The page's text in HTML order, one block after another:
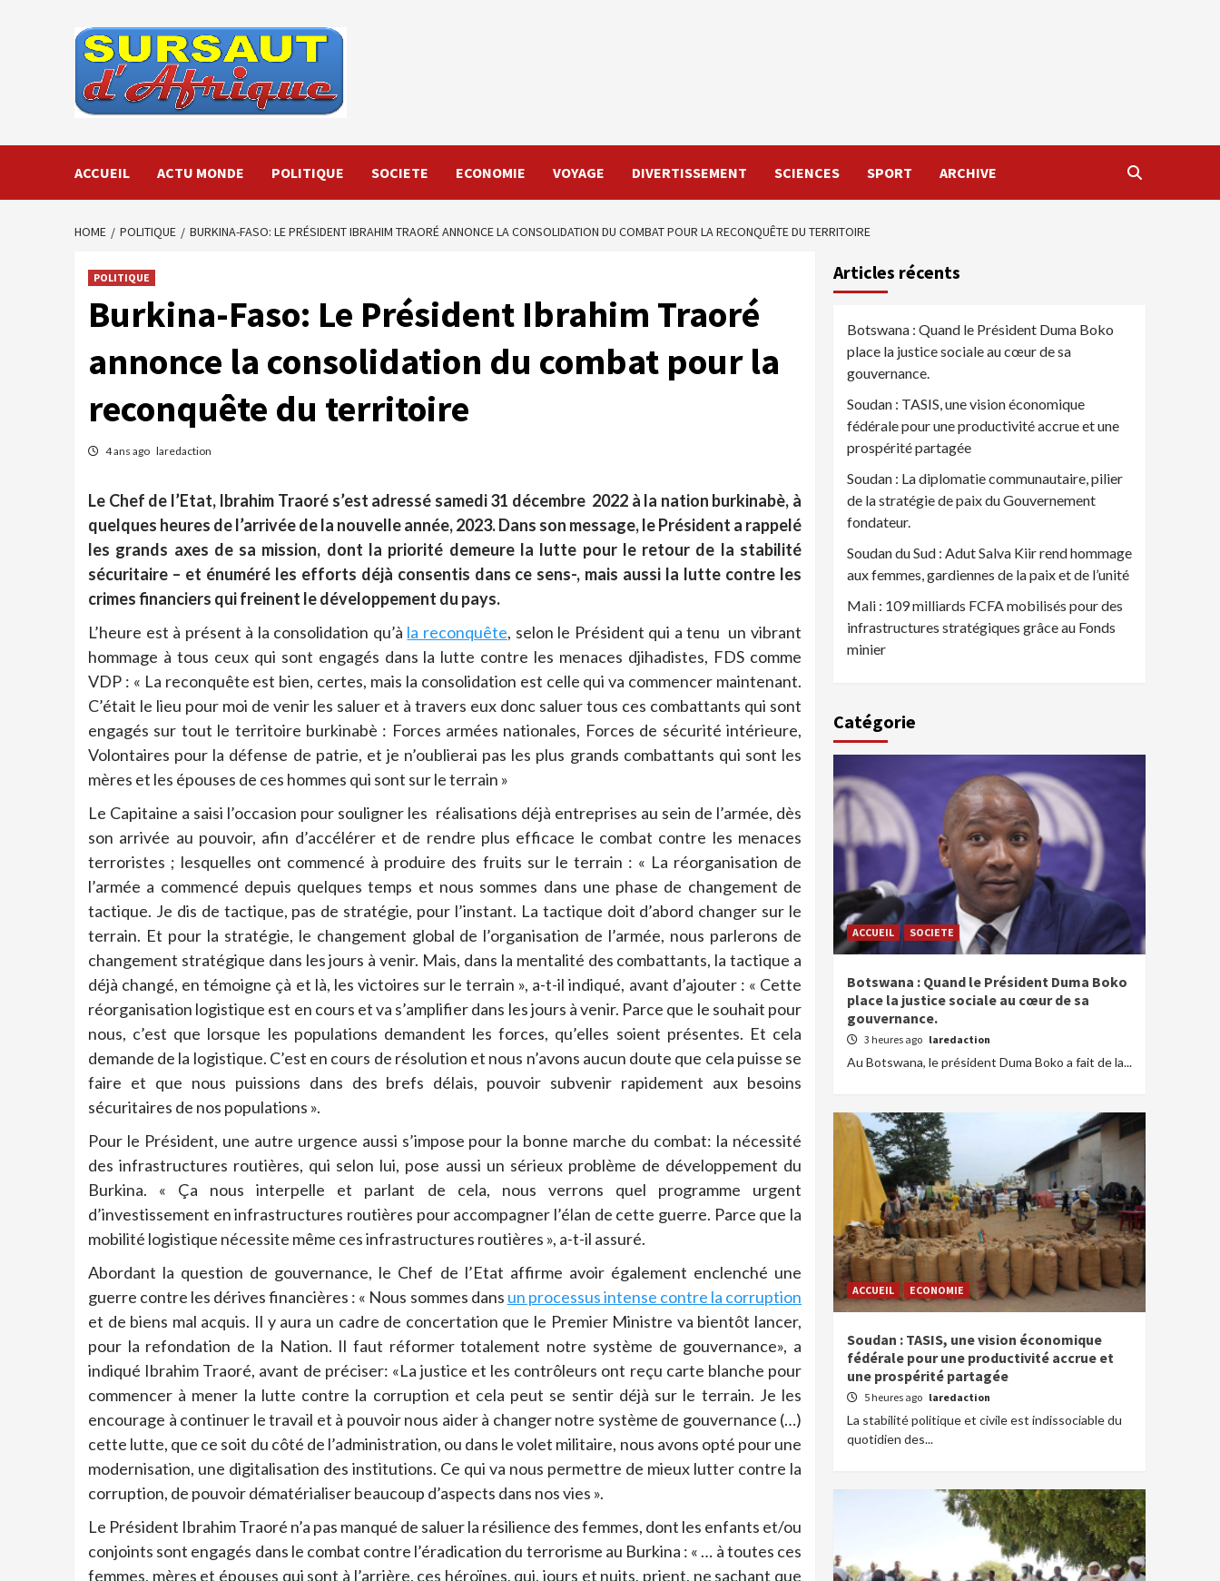
ACCUEIL ACTU MONDE POLITIQUE SOCIETE ECONOMIE VOYAGE DIVERTISSEMENT SCIENCES SPORT ARCHIVE
HOME POLITIQUE BURKINA-FASO: LE PRÉSIDENT IBRAHIM TRAORÉ ANNONCE LA CONSOLIDATION DU COMBAT POUR LA RECONQUÊTE DU TERRITOIRE
POLITIQUE
Burkina-Faso: Le Président Ibrahim Traoré
annonce la consolidation du combat pour la
reconquête du territoire
4 ans ago laredaction
Le Chef de l’Etat, Ibrahim Traoré s’est adressé samedi 31 décembre 2022 à la nation burkinabè, à
quelques heures de l’arrivée de la nouvelle année, 2023. Dans son message, le Président a rappelé
les grands axes de sa mission, dont la priorité demeure la lutte pour le retour de la stabilité
sécuritaire – et énuméré les efforts déjà consentis dans ce sens-, mais aussi la lutte contre les
crimes financiers qui freinent le développement du pays.
L’heure est à présent à la consolidation qu’à la reconquête, selon le Président qui a tenu un vibrant
hommage à tous ceux qui sont engagés dans la lutte contre les menaces djihadistes, FDS comme
VDP : « La reconquête est bien, certes, mais la consolidation est celle qui va commencer maintenant.
C’était le lieu pour moi de venir les saluer et à travers eux donc saluer tous ces combattants qui sont
engagés sur tout le territoire burkinabè : Forces armées nationales, Forces de sécurité intérieure,
Volontaires pour la défense de patrie, et je n’oublierai pas les plus grands combattants qui sont les
mères et les épouses de ces hommes qui sont sur le terrain »
Le Capitaine a saisi l’occasion pour souligner les réalisations déjà entreprises au sein de l’armée, dès
son arrivée au pouvoir, afin d’accélérer et de rendre plus efficace le combat contre les menaces
terroristes ; lesquelles ont commencé à produire des fruits sur le terrain : « La réorganisation de
l’armée a commencé depuis quelques temps et nous sommes dans une phase de changement de
tactique. Je dis de tactique, pas de stratégie, pour l’instant. La tactique doit d’abord changer sur le
terrain. Et pour la stratégie, le changement global de l’organisation de l’armée, nous parlerons de
changement stratégique dans les jours à venir. Mais, dans la mentalité des combattants, la tactique a
déjà changé, en témoigne çà et là, les victoires sur le terrain », a-t-il indiqué, avant d’ajouter : « Cette
réorganisation logistique est en cours et va s’amplifier dans les jours à venir. Parce que le souhait pour
nous, c’est que lorsque les populations demandent les forces, qu’elles soient présentes. Et cela
demande de la logistique. C’est en cours de résolution et nous n’avons aucun doute que cela puisse se
faire et que nous puissions dans des brefs délais, pouvoir subvenir rapidement aux besoins
sécuritaires de nos populations ».
Pour le Président, une autre urgence aussi s’impose pour la bonne marche du combat: la nécessité
des infrastructures routières, qui selon lui, pose aussi un sérieux problème de développement du
Burkina. « Ça nous interpelle et parlant de cela, nous verrons quel programme urgent
d’investissement en infrastructures routières pour accompagner l’élan de cette guerre. Parce que la
mobilité logistique nécessite même ces infrastructures routières », a-t-il assuré.
Abordant la question de gouvernance, le Chef de l’Etat affirme avoir également enclenché une
guerre contre les dérives financières : « Nous sommes dans un processus intense contre la corruption
et de biens mal acquis. Il y aura un cadre de concertation que le Premier Ministre va bientôt lancer,
pour la refondation de la Nation. Il faut réformer totalement notre système de gouvernance», a
indiqué Ibrahim Traoré, avant de préciser: «La justice et les contrôleurs ont reçu carte blanche pour
commencer à mener la lutte contre la corruption et cela peut se sentir déjà sur le terrain. Je les
encourage à continuer le travail et à pouvoir nous aider à changer notre système de gouvernance (…)
cette lutte, que ce soit du côté de l’administration, ou dans le volet militaire, nous avons opté pour une
modernisation, une digitalisation des institutions. Ce qui va nous permettre de mieux lutter contre la
corruption, de pouvoir dématérialiser beaucoup d’aspects dans nos vies ».
Le Président Ibrahim Traoré n’a pas manqué de saluer la résilience des femmes, dont les enfants et/ou
conjoints sont engagés dans le combat contre l’éradication du terrorisme au Burkina : « … à toutes ces
femmes, mères et épouses qui sont à l’arrière, ces héroïnes, qui, jours et nuits, prient, ne sachant que
Articles récents
Botswana : Quand le Président Duma Boko
place la justice sociale au cœur de sa
gouvernance.
Soudan : TASIS, une vision économique
fédérale pour une productivité accrue et une
prospérité partagée
Soudan : La diplomatie communautaire, pilier
de la stratégie de paix du Gouvernement
fondateur.
Soudan du Sud : Adut Salva Kiir rend hommage
aux femmes, gardiennes de la paix et de l’unité
Mali : 109 milliards FCFA mobilisés pour des
infrastructures stratégiques grâce au Fonds
minier
Catégorie
ACCUEIL SOCIETE
Botswana : Quand le Président Duma Boko
place la justice sociale au cœur de sa
gouvernance.
3 heures ago laredaction
Au Botswana, le président Duma Boko a fait de la...
ACCUEIL ECONOMIE
Soudan : TASIS, une vision économique
fédérale pour une productivité accrue et
une prospérité partagée
5 heures ago laredaction
La stabilité politique et civile est indissociable du
quotidien des...